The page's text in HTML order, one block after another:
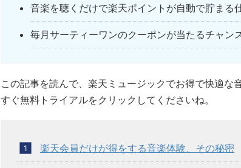
音楽を聴くだけで楽天ポイントが自動で貯まる
毎月サーティーワンのクーポンが当たるチャン
この記事を読んで、楽天ミュージックでお得で快適な
すぐ無料トライアルをクリックしてくださいね。
楽天会員だけが得をする音楽体験、その秘密